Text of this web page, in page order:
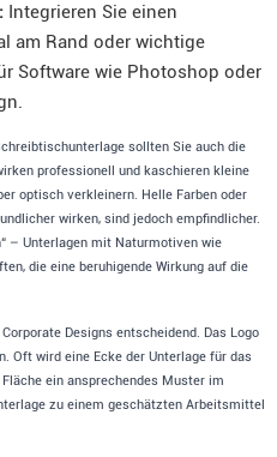
Integrieren Sie einen
am Rand oder wichtige
Software wie Photoshop oder
sollten Sie auch die
professionell und kaschieren kleine
optisch verkleinern. Helle Farben oder
wirken, sind jedoch empfindlicher.
– Unterlagen mit Naturmotiven wie
die eine beruhigende Wirkung auf die
Designs entscheidend. Das Logo
Oft wird eine Ecke der Unterlage für das
ein ansprechendes Muster im
zu einem geschätzten Arbeitsmittel